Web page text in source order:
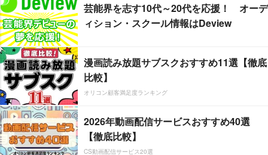
芸能界を志す10代～20代を応援！ オーデ
ィション・スクール情報はDeview
漫画読み放題サブスクおすすめ11選【徹底
比較】
オリコン顧客満足度ランキング
2026年動画配信サービスおすすめ40選
【徹底比較】
CS動画配信サービス20選